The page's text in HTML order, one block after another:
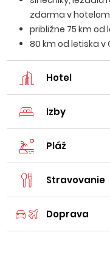
zdarma v
približne 75 km od
80 km od letiska v
Hotel
Izby
Pláž
Stravovanie
Doprava